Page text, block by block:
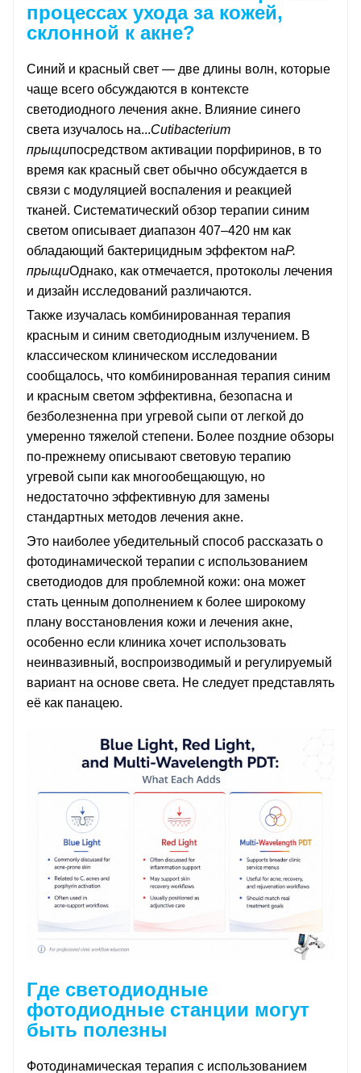
процессах ухода за кожей,
склонной к акне?
Синий и красный свет — две длины волн, которые
чаще всего обсуждаются в контексте
светодиодного лечения акне. Влияние синего
света изучалось на...Cutibacterium
прыщипосредством активации порфиринов, в то
время как красный свет обычно обсуждается в
связи с модуляцией воспаления и реакцией
тканей. Систематический обзор терапии синим
светом описывает диапазон 407–420 нм как
обладающий бактерицидным эффектом наP.
прыщиОднако, как отмечается, протоколы лечения
и дизайн исследований различаются.
Также изучалась комбинированная терапия
красным и синим светодиодным излучением. В
классическом клиническом исследовании
сообщалось, что комбинированная терапия синим
и красным светом эффективна, безопасна и
безболезненна при угревой сыпи от легкой до
умеренно тяжелой степени. Более поздние обзоры
по-прежнему описывают световую терапию
угревой сыпи как многообещающую, но
недостаточно эффективную для замены
стандартных методов лечения акне.
Это наиболее убедительный способ рассказать о
фотодинамической терапии с использованием
светодиодов для проблемной кожи: она может
стать ценным дополнением к более широкому
плану восстановления кожи и лечения акне,
особенно если клиника хочет использовать
неинвазивный, воспроизводимый и регулируемый
вариант на основе света. Не следует представлять
её как панацею.
Где светодиодные
фотодиодные станции могут
быть полезны
Фотодинамическая терапия с использованием